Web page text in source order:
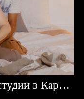
Семейная фотосессия на студии в Караганде